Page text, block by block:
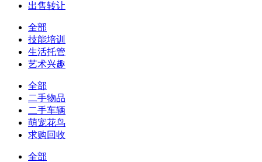
出售转让
全部
技能培训
生活托管
艺术兴趣
全部
二手物品
二手车辆
萌宠花鸟
求购回收
全部